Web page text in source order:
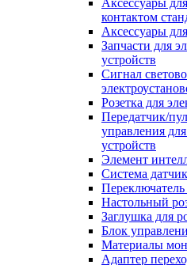
Аксессуары
контактом
Аксессуары
Запчасти для
устройств
Сигнал
Розетка для
Передатчик/
управления
устройств
Элемент
Система
Настольный
Заглушка для
Блок
Материалы
Адаптер